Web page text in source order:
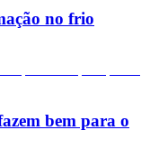
no frio
bem para o